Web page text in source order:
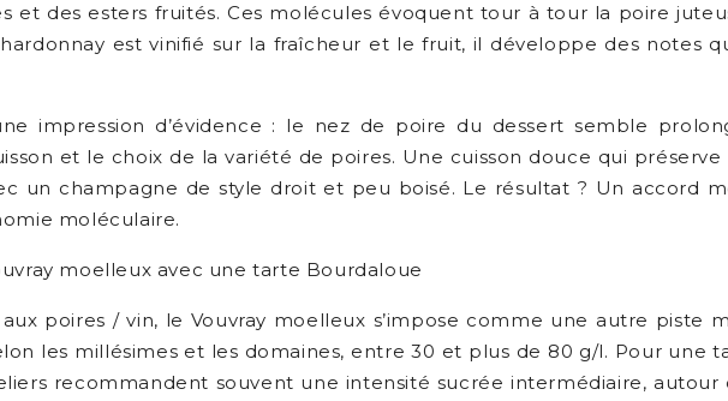
et des esters fruités. Ces molécules évoquent tour à tour la poire
est vinifié sur la fraîcheur et le fruit, il développe des notes
impression d’évidence : le nez de poire du dessert semble
et le choix de la variété de poires. Une cuisson douce qui
un champagne de style droit et peu boisé. Le résultat ? Un accord
moléculaire.
moelleux avec une tarte Bourdaloue
poires / vin, le Vouvray moelleux s’impose comme une autre piste
les millésimes et les domaines, entre 30 et plus de 80 g/l. Pour une
recommandent souvent une intensité sucrée intermédiaire, autour